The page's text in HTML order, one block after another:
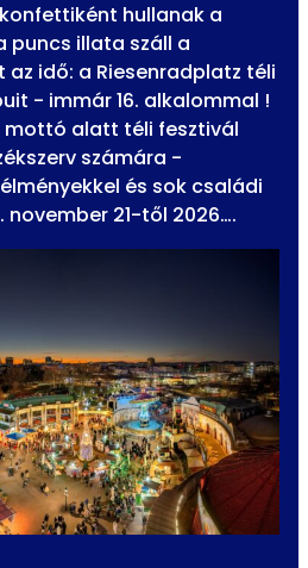
hullanak a
puncs illata száll a
idő: a Riesenradplatz téli
- immár 16. alkalommal !
mottó alatt téli fesztivál
számára -
és sok családi
november 21-től 2026….